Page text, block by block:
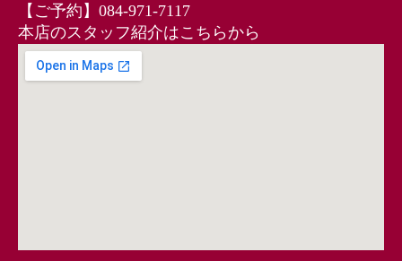
【ご予約】084‐971‐7117
本店のスタッフ紹介はこちらから